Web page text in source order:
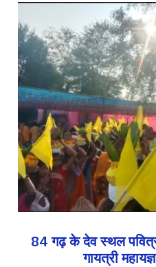
84 गढ़ के देव स्थल पवित्र
गायत्री